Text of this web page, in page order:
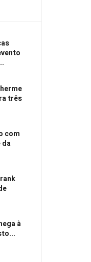
três
com
da
à